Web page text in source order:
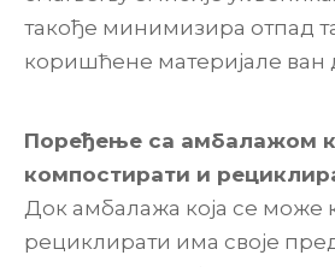
такође минимизира отпад
коришћене материјале ван
Поређење са амбалажом
компостирати и
Док амбалажа која се може
рециклирати има своје